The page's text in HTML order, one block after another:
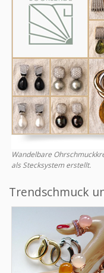
Wandelbare
als Stecksystem erstellt.
Trendschmuck